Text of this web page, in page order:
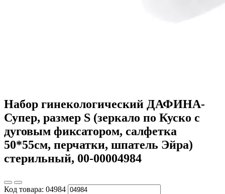
Набор гинекологический ДАФИНА-
Супер, размер S (зеркало по Куско с
дуговым фиксатором, салфетка
50*55см, перчатки, шпатель Эйра)
стерильный, 00-00004984
Код товара: 04984